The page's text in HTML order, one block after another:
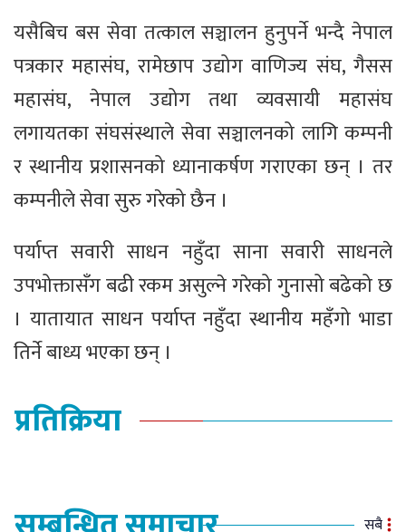
यसैबिच बस सेवा तत्काल सञ्चालन हुनुपर्ने भन्दै नेपाल
पत्रकार महासंघ, रामेछाप उद्योग वाणिज्य संघ, गैसस
महासंघ, नेपाल उद्योग तथा व्यवसायी महासंघ
लगायतका संघसंस्थाले सेवा सञ्चालनको लागि कम्पनी
र स्थानीय प्रशासनको ध्यानाकर्षण गराएका छन् । तर
कम्पनीले सेवा सुरु गरेको छैन ।
पर्याप्त सवारी साधन नहुँदा साना सवारी साधनले
उपभोक्तासँग बढी रकम असुल्ने गरेको गुनासो बढेको छ
। यातायात साधन पर्याप्त नहुँदा स्थानीय महँगो भाडा
तिर्ने बाध्य भएका छन् ।
प्रतिक्रिया
सबै